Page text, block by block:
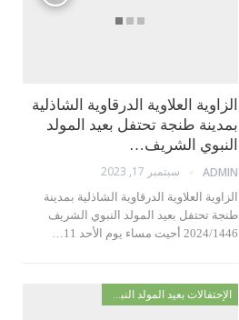
الزاوية العلاوية الدرقاوية الشاذلية
بمدينة طنجة تحتفل بعيد المولد
النبوي الشريف…
ADMIN سبتمبر 17, 2023
الزاوية العلاوية الدرقاوية الشاذلية بمدينة
طنجة تحتفل بعيد المولد النبوي الشريف
2024/1446 أحيت مساء يوم الأحد 11…
الإحتفالات بعيد المولد النبوي